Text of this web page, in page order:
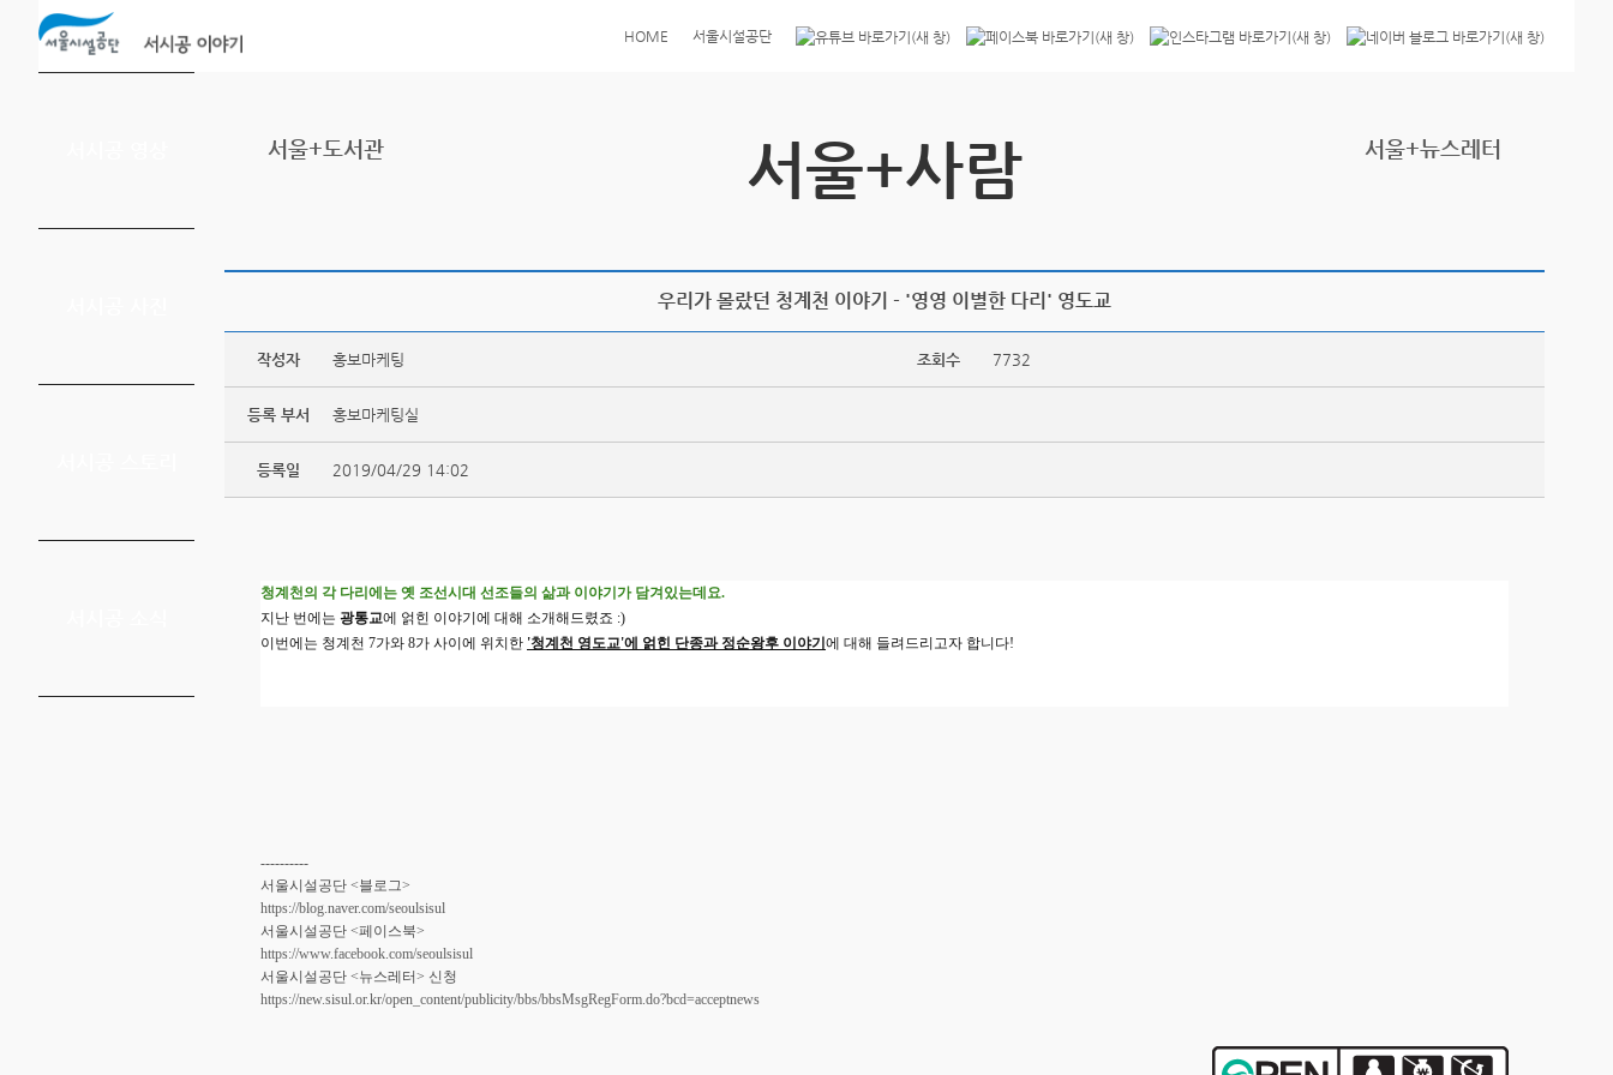
본문바로가기
HOME 서울시설공단
서울+사람
서울+도서관 서울+뉴스레터
우리가 몰랐던 청계천 이야기 - '영영 이별한 다리' 영도교
작성자 홍보마케팅 조회수 7732
등록 부서 홍보마케팅실
등록일 2019/04/29 14:02
청계천의 각 다리에는 옛 조선시대 선조들의 삶과 이야기가 담겨있는데요.
지난 번에는 광통교에 얽힌 이야기에 대해 소개해드렸죠 :)
이번에는 청계천 7가와 8가 사이에 위치한 '청계천 영도교'에 얽힌 단종과 정순왕후 이야기에 대해 들려드리고자 합니다!
----------
서울시설공단 <블로그>
https://blog.naver.com/seoulsisul
서울시설공단 <페이스북>
https://www.facebook.com/seoulsisul
서울시설공단 <뉴스레터> 신청
https://new.sisul.or.kr/open_content/publicity/bbs/bbsMsgRegForm.do?bcd=acceptnews